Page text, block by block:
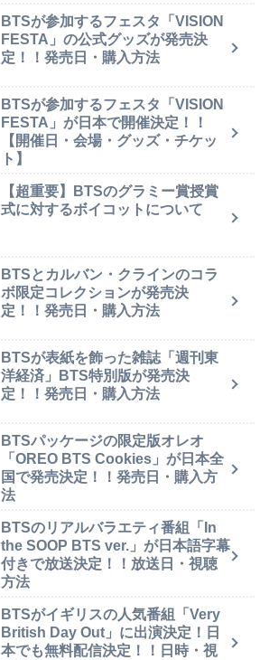
BTSが参加するフェスタ「VISION
FESTA」の公式グッズが発売決
定！！発売日・購入方法
BTSが参加するフェスタ「VISION
FESTA」が日本で開催決定！！
【開催日・会場・グッズ・チケッ
ト】
【超重要】BTSのグラミー賞授賞
式に対するボイコットについて
BTSとカルバン・クラインのコラ
ボ限定コレクションが発売決
定！！発売日・購入方法
BTSが表紙を飾った雑誌「週刊東
洋経済」BTS特別版が発売決
定！！発売日・購入方法
BTSパッケージの限定版オレオ
「OREO BTS Cookies」が日本全
国で発売決定！！発売日・購入方
法
BTSのリアルバラエティ番組「In
the SOOP BTS ver.」が日本語字幕
付きで放送決定！！放送日・視聴
方法
BTSがイギリスの人気番組「Very
British Day Out」に出演決定！日
本でも無料配信決定！！日時・視